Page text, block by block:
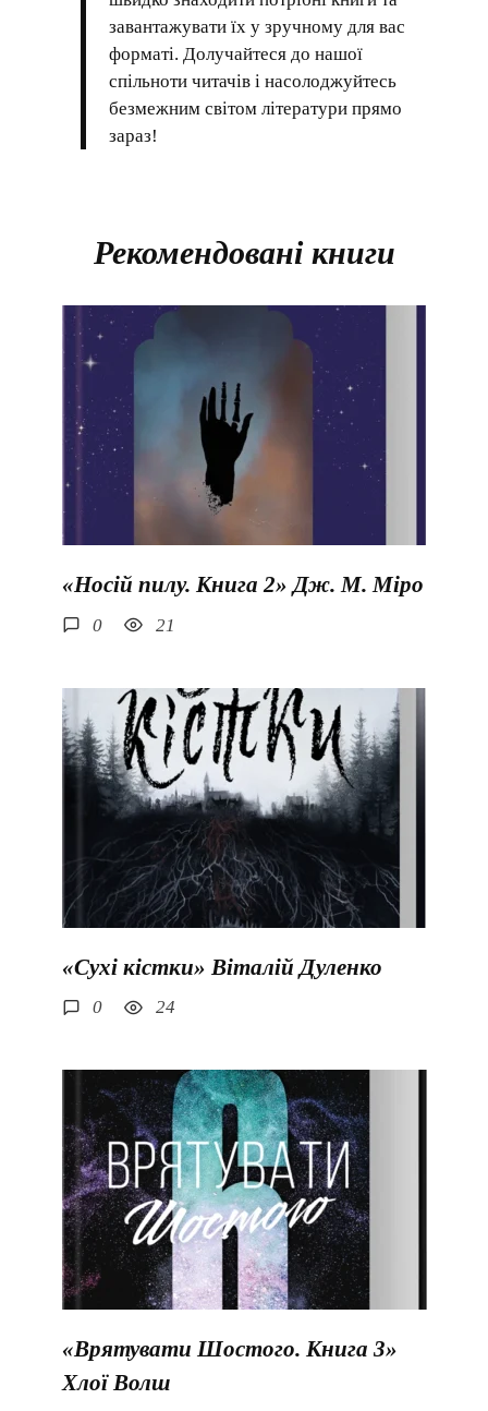
завантажувати їх у зручному для вас
форматі. Долучайтеся до нашої
спільноти читачів і насолоджуйтесь
безмежним світом літератури прямо
зараз!
Рекомендовані книги
«Носій пилу. Книга 2» Дж. М. Міро
0 21
«Сухі кістки» Віталій Дуленко
0 24
«Врятувати Шостого. Книга 3»
Хлої Волш